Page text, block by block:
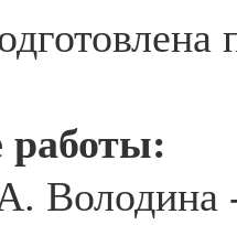
работы:
Володина